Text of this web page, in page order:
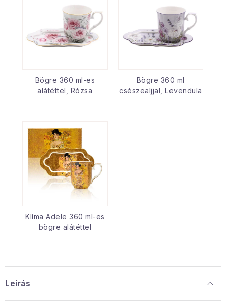
Bögre 360 ml-es
alátéttel, Rózsa
Bögre 360 ml
csészealjjal, Levendula
Klíma Adele 360 ml-es
bögre alátéttel
Leírás